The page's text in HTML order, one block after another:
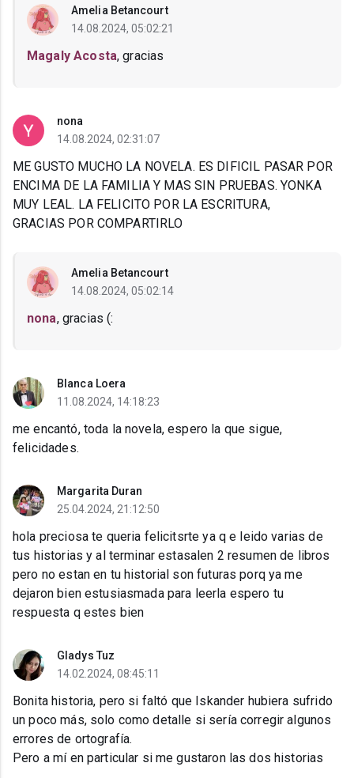
Amelia Betancourt
14.08.2024, 05:02:21
Magaly Acosta, gracias
nona
14.08.2024, 02:31:07
ME GUSTO MUCHO LA NOVELA. ES DIFICIL PASAR POR
ENCIMA DE LA FAMILIA Y MAS SIN PRUEBAS. YONKA
MUY LEAL. LA FELICITO POR LA ESCRITURA,
GRACIAS POR COMPARTIRLO
Amelia Betancourt
14.08.2024, 05:02:14
nona, gracias (:
Blanca Loera
11.08.2024, 14:18:23
me encantó, toda la novela, espero la que sigue,
felicidades.
Margarita Duran
25.04.2024, 21:12:50
hola preciosa te queria felicitsrte ya q e leido varias de
tus historias y al terminar estasalen 2 resumen de libros
pero no estan en tu historial son futuras porq ya me
dejaron bien estusiasmada para leerla espero tu
respuesta q estes bien
Gladys Tuz
14.02.2024, 08:45:11
Bonita historia, pero si faltó que Iskander hubiera sufrido
un poco más, solo como detalle si sería corregir algunos
errores de ortografía.
Pero a mí en particular si me gustaron las dos historias